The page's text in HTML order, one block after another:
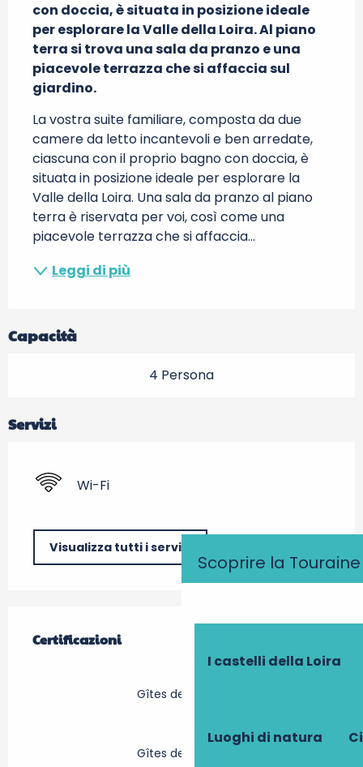
Scoprire la Touraine
I castelli della Loira
Luoghi di natura
con doccia, è situata in posizione ideale
per esplorare la Valle della Loira. Al piano
terra si trova una sala da pranzo e una
piacevole terrazza che si affaccia sul
giardino.
La vostra suite familiare, composta da due
camere da letto incantevoli e ben arredate,
ciascuna con il proprio bagno con doccia, è
situata in posizione ideale per esplorare la
Valle della Loira. Una sala da pranzo al piano
terra è riservata per voi, così come una
piacevole terrazza che si affaccia...
Leggi di più
Capacità
4 Persona
Servizi
Wi-Fi
Visualizza tutti i servizi
Certificazioni
Certificazioni
Gîtes de France
Gîtes de France